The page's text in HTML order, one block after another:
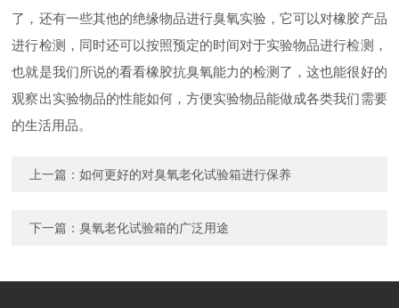
了，还有一些其他的绝缘物品进行臭氧实验，它可以对橡胶产品
进行检测，同时还可以按照预定的时间对于实验物品进行检测，
也就是我们所说的看看橡胶抗臭氧能力的检测了，这也能很好的
观察出实验物品的性能如何，方便实验物品能做成各类我们需要
的生活用品。
上一篇：如何更好的对臭氧老化试验箱进行保养
下一篇：臭氧老化试验箱的广泛用途